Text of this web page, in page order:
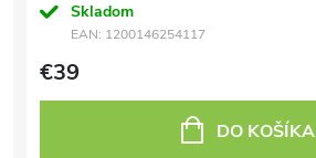
Skladom
EAN: 1200146254117
€39
DO KOŠÍKA